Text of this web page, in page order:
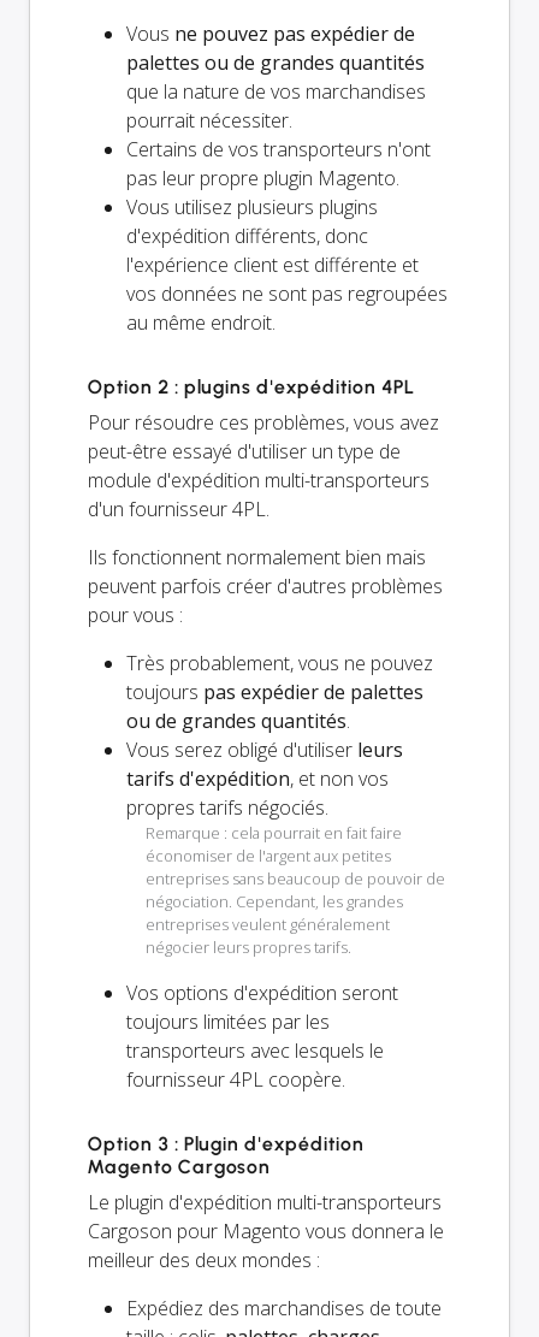
Vous ne pouvez pas expédier de
palettes ou de grandes quantités
que la nature de vos marchandises
pourrait nécessiter.
Certains de vos transporteurs n'ont
pas leur propre plugin Magento.
Vous utilisez plusieurs plugins
d'expédition différents, donc
l'expérience client est différente et
vos données ne sont pas regroupées
au même endroit.
Option 2 : plugins d'expédition 4PL
Pour résoudre ces problèmes, vous avez
peut-être essayé d'utiliser un type de
module d'expédition multi-transporteurs
d'un fournisseur 4PL.
Ils fonctionnent normalement bien mais
peuvent parfois créer d'autres problèmes
pour vous :
Très probablement, vous ne pouvez
toujours pas expédier de palettes
ou de grandes quantités.
Vous serez obligé d'utiliser leurs
tarifs d'expédition, et non vos
propres tarifs négociés.
Remarque : cela pourrait en fait faire
économiser de l'argent aux petites
entreprises sans beaucoup de pouvoir de
négociation. Cependant, les grandes
entreprises veulent généralement
négocier leurs propres tarifs.
Vos options d'expédition seront
toujours limitées par les
transporteurs avec lesquels le
fournisseur 4PL coopère.
Option 3 : Plugin d'expédition
Magento Cargoson
Le plugin d'expédition multi-transporteurs
Cargoson pour Magento vous donnera le
meilleur des deux mondes :
Expédiez des marchandises de toute